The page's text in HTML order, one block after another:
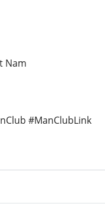
Nam
#ManClubLink